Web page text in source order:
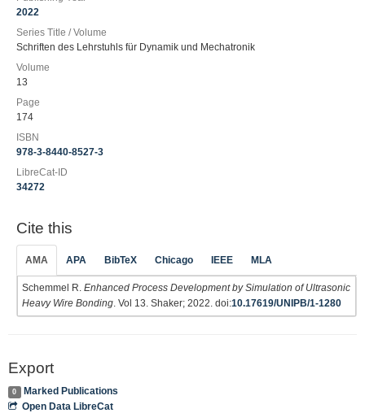
2022
Series Title / Volume
Schriften des Lehrstuhls für Dynamik und Mechatronik
Volume
13
Page
174
ISBN
978-3-8440-8527-3
LibreCat-ID
34272
Cite this
AMA APA BibTeX Chicago IEEE MLA
Schemmel R. Enhanced Process Development by Simulation of Ultrasonic
Heavy Wire Bonding . Vol 13. Shaker; 2022. doi:10.17619/UNIPB/1-1280
Export
0
Marked Publications
Open Data LibreCat